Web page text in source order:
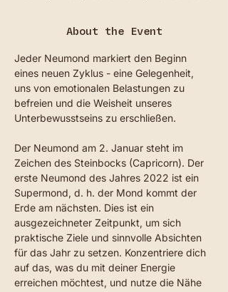
About the Event
Jeder Neumond markiert den Beginn
eines neuen Zyklus - eine Gelegenheit,
uns von emotionalen Belastungen zu
befreien und die Weisheit unseres
Unterbewusstseins zu erschließen.
Der Neumond am 2. Januar steht im
Zeichen des Steinbocks (Capricorn). Der
erste Neumond des Jahres 2022 ist ein
Supermond, d. h. der Mond kommt der
Erde am nächsten. Dies ist ein
ausgezeichneter Zeitpunkt, um sich
praktische Ziele und sinnvolle Absichten
für das Jahr zu setzen. Konzentriere dich
auf das, was du mit deiner Energie
erreichen möchtest, und nutze die Nähe